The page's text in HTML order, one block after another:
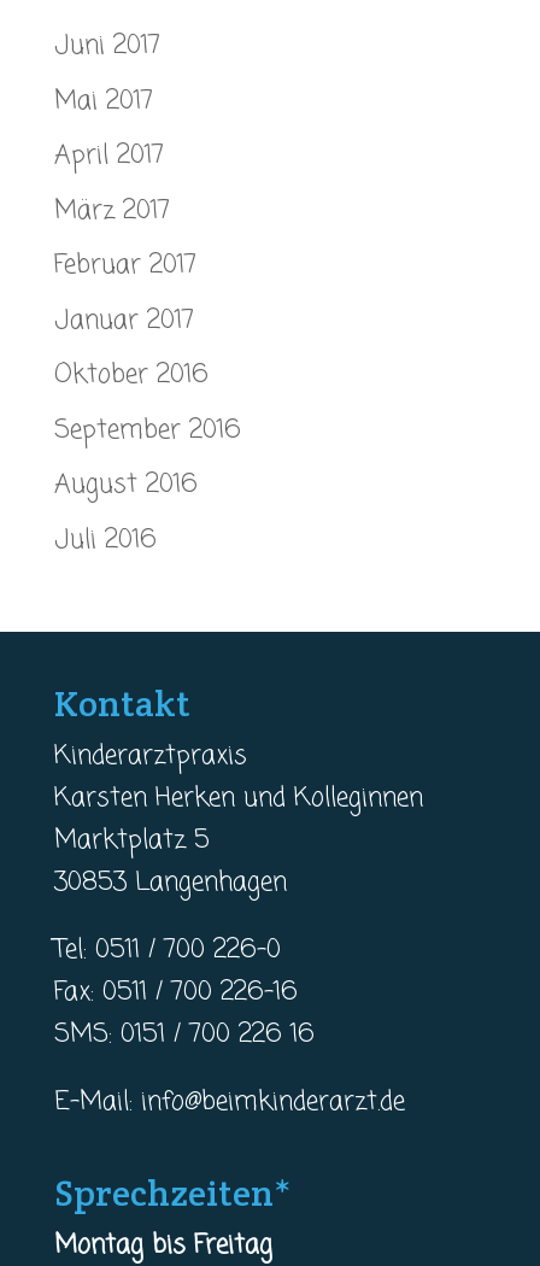
Juni 2017
Mai 2017
April 2017
März 2017
Februar 2017
Januar 2017
Oktober 2016
September 2016
August 2016
Juli 2016
Kontakt
Kinderarztpraxis
Karsten Herken und Kolleginnen
Marktplatz 5
30853 Langenhagen
Tel: 0511 / 700 226-0
Fax: 0511 / 700 226-16
SMS: 0151 / 700 226 16
E-Mail: info@beimkinderarzt.de
Sprechzeiten*
Montag bis Freitag